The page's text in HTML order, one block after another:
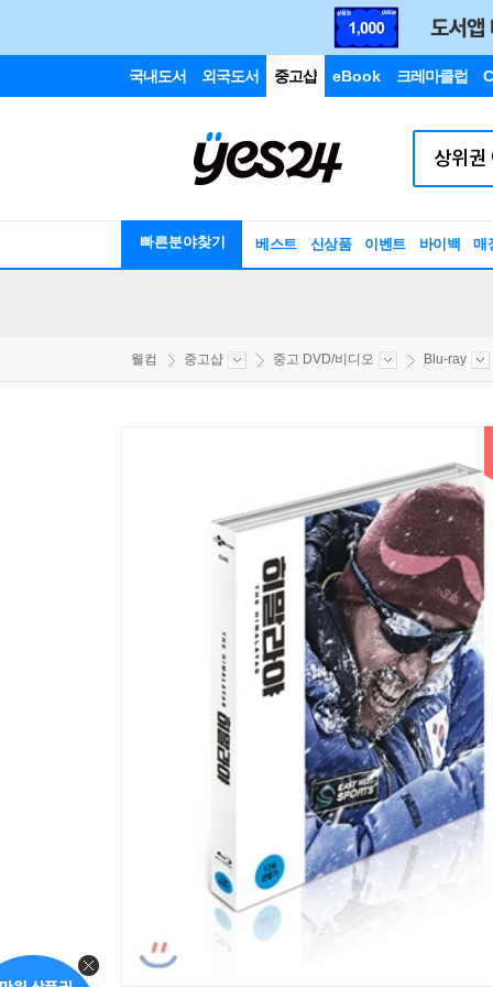
국내도서 외국도서 중고샵 eBook 크레마클럽
빠른분야찾기 베스트 신상품 이벤트 바이백 매
웰컴 중고샵 중고 DVD/비디오 Blu-ray